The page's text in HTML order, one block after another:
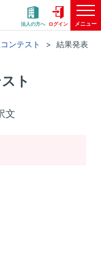
法人の方へ ログイン メニュー
ンテスト 結果発表
ト
文